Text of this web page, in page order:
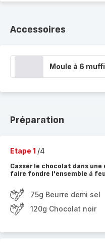
Accessoires
Moule à 6
Préparation
Etape 1 /4
Casser le chocolat dans
faire fondre l'ensemble à
75g Beurre demi sel
120g Chocolat noir